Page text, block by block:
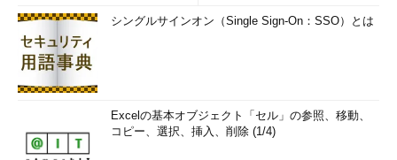
シングルサインオン（Single Sign-On：SSO）とは
Excelの基本オブジェクト「セル」の参照、移動、
コピー、選択、挿入、削除 (1/4)